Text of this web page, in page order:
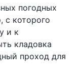
погодных
с которого
и к
кладовка
проход для